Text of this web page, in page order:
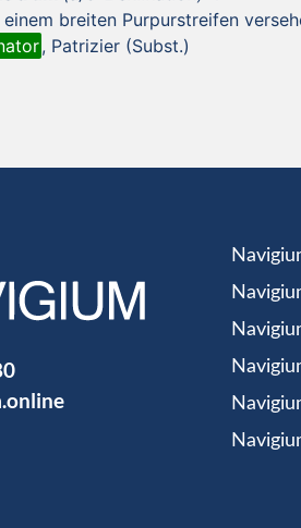
breiten Purpurstreifen
, Patrizier (Subst.)